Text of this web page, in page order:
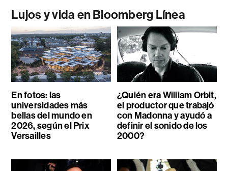
Lujos y vida en Bloomberg Línea
En fotos: las
universidades más
bellas del mundo en
2026, según el Prix
Versailles
¿Quién era William Orbit,
el productor que trabajó
con Madonna y ayudó a
definir el sonido de los
2000?